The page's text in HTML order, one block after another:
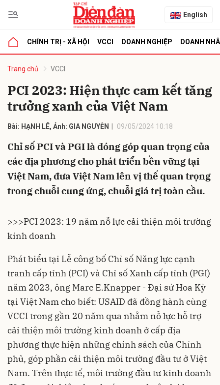
English
CHÍNH TRỊ - XÃ HỘI VCCI DOANH NGHIỆP DOANH
Trang chủ VCCI
PCI 2023: Hiện thực cam kết tăng
trưởng xanh của Việt Nam
Bài: HẠNH LÊ, Ảnh: GIA NGUYỄN 09/05/2024 10:18
Chỉ số PCI và PGI là đóng góp quan trọng của
các địa phương cho phát triển bền vững tại
Việt Nam, đưa Việt Nam lên vị thế quan trọng
trong chuỗi cung ứng, chuỗi giá trị toàn cầu.
>>>PCI 2023: 19 năm nỗ lực cải thiện môi trường
kinh doanh
Phát biểu tại Lễ công bố Chỉ số Năng lực cạnh
tranh cấp tỉnh (PCI) và Chỉ số Xanh cấp tỉnh (PGI)
năm 2023, ông Marc E.Knapper - Đại sứ Hoa Kỳ
tại Việt Nam cho biết: USAID đã đồng hành cùng
VCCI trong gần 20 năm qua nhằm nỗ lực hỗ trợ
cải thiện môi trường kinh doanh ở cấp địa
phương thực hiện những chính sách của Chính
phủ, góp phần cải thiện môi trường đầu tư ở Việt
Nam. Trên thực tế, môi trường đầu tư kinh doanh
luận
Hủy